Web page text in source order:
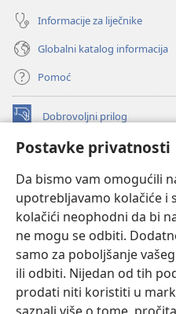
Postavke privatnosti
Da bismo vam omogućili
upotrebljavamo kolačiće i
kolačići neophodni da bi
ne mogu se odbiti.
samo za poboljšanje
ili odbiti. Nijedan od tih
prodati niti koristiti u
Informacije za liječnike
Globalni katalog informacija
Pomoć
Dobrovoljni prilog
(otvara
novi
INTERNETSKA BIBLIOTEKA
se
novi
prozor)
JW Hub
(otvara
se
novi
JW Library
Watchtower Library